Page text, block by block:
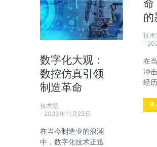
数字化大观：
数控仿真引领
制造革命
技术慧
2023年11月23日
在当今制造业的浪潮
中，数字化技术正迅
命
的
技术
在
冲
经
查